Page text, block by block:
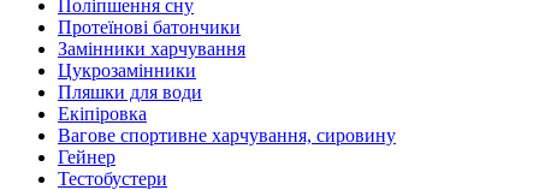
Поліпшення сну
Протеїнові батончики
Замінники харчування
Цукрозамінники
Пляшки для води
Екіпіровка
Вагове спортивне харчування, сировину
Гейнер
Тестобустери